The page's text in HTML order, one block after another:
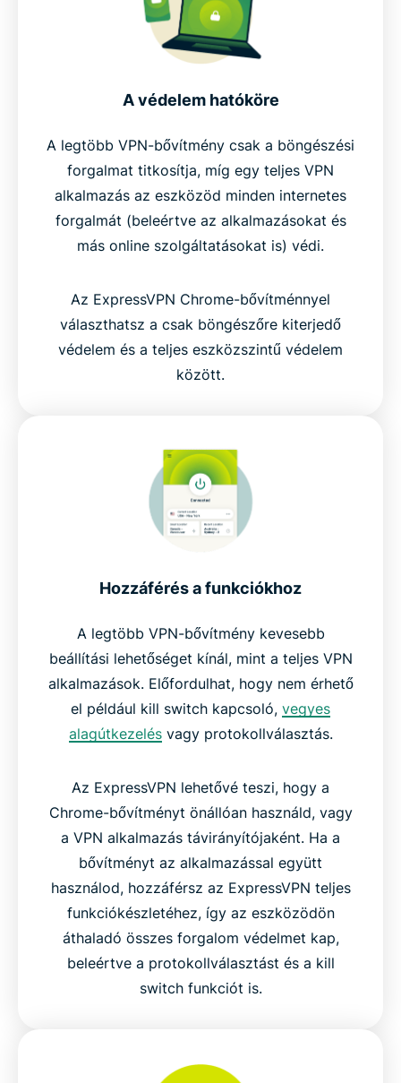
A védelem hatóköre
A legtöbb VPN-bővítmény csak a böngészési
forgalmat titkosítja, míg egy teljes VPN
alkalmazás az eszközöd minden internetes
forgalmát (beleértve az alkalmazásokat és
más online szolgáltatásokat is) védi.
Az ExpressVPN Chrome-bővítménnyel
választhatsz a csak böngészőre kiterjedő
védelem és a teljes eszközszintű védelem
között.
Hozzáférés a funkciókhoz
A legtöbb VPN-bővítmény kevesebb
beállítási lehetőséget kínál, mint a teljes VPN
alkalmazások. Előfordulhat, hogy nem érhető
el például kill switch kapcsoló, vegyes
alagútkezelésvagy protokollválasztás.
Az ExpressVPN lehetővé teszi, hogy a
Chrome-bővítményt önállóan használd, vagy
a VPN alkalmazás távirányítójaként. Ha a
bővítményt az alkalmazással együtt
használod, hozzáférsz az ExpressVPN teljes
funkciókészletéhez, így az eszközödön
áthaladó összes forgalom védelmet kap,
beleértve a protokollválasztást és a kill
switch funkciót is.